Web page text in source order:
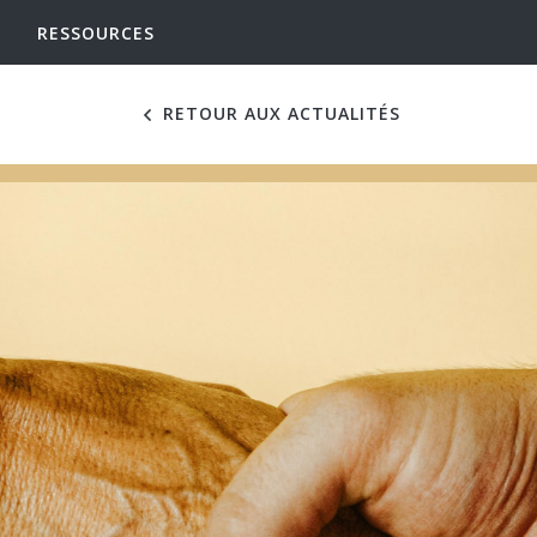
RESSOURCES
RETOUR AUX ACTUALITÉS